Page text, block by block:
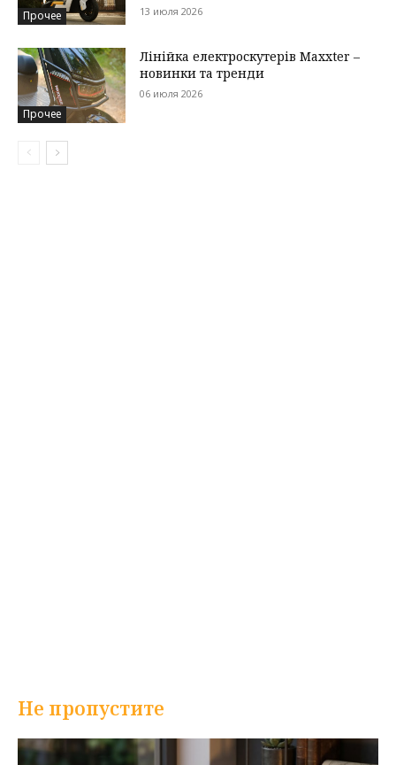
Прочее 13 июля 2026
Прочее
Лінійка електроскутерів Maxxter –
новинки та тренди
06 июля 2026
Не пропустите